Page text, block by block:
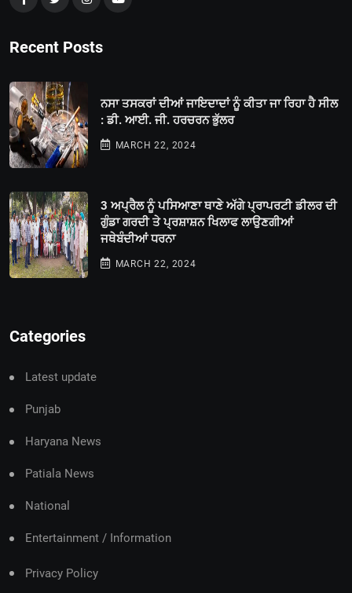
Recent Posts
ਨਸਾ ਤਸਕਰਾਂ ਦੀਆਂ ਜਾਇਦਾਦਾਂ ਨੂੰ ਕੀਤਾ ਜਾ ਰਿਹਾ ਹੈ ਸੀਲ
: ਡੀ. ਆਈ. ਜੀ. ਹਰਚਰਨ ਭੁੱਲਰ
MARCH 22, 2024
3 ਅਪ੍ਰੈਲ ਨੂੰ ਪਸਿਆਣਾ ਥਾਣੇ ਅੱਗੇ ਪ੍ਰਾਪਰਟੀ ਡੀਲਰ ਦੀ
ਗੁੰਡਾ ਗਰਦੀ ਤੇ ਪ੍ਰਸ਼ਾਸ਼ਨ ਖਿਲਾਫ ਲਾਉਣਗੀਆਂ
ਜਥੇਬੰਦੀਆਂ ਧਰਨਾ
MARCH 22, 2024
Categories
Latest update
Punjab
Haryana News
Patiala News
National
Entertainment / Information
Privacy Policy